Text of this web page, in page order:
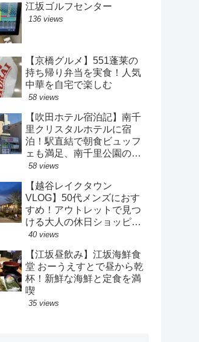
江坂ゴルフセンター
136 views
【京橋グルメ】551蓬莱の
持ち帰り弁当を実食！人気
中華を自宅で楽しむ
58 views
【吹田ホテル宿泊記】南千
里クリスタルホテルに宿
泊！駅直結で朝食ビュッフ
ェも満足、南千里公園の散
策も楽しめるホテル
58 views
【越谷レイクタウン
VLOG】50代メンズにおす
すめ！アウトレットで見つ
ける大人の休日ショッピン
グ
40 views
【江坂昼飲み】江坂海鮮食
堂 おーうえすとで昼から乾
杯！新鮮な海鮮と定食を満
喫
35 views